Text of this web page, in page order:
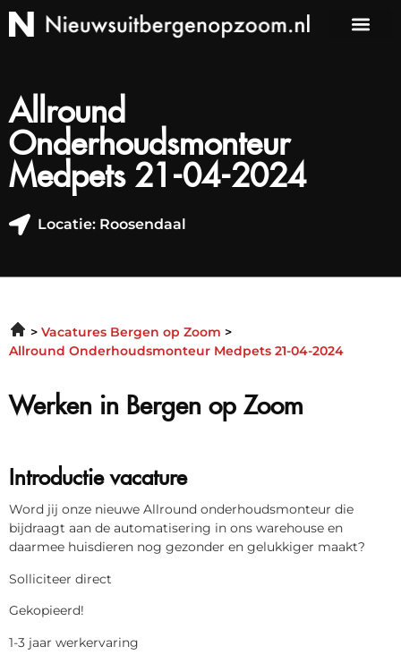
Allround
Onderhoudsmonteur
Medpets 21-04-2024
Locatie: Roosendaal
Vacatures Bergen op Zoom
Allround Onderhoudsmonteur Medpets 21-04-2024
Werken in Bergen op Zoom
Introductie vacature
Word jij onze nieuwe Allround onderhoudsmonteur die
bijdraagt aan de automatisering in ons warehouse en
daarmee huisdieren nog gezonder en gelukkiger maakt?
Solliciteer direct
Gekopieerd!
1-3 jaar werkervaring